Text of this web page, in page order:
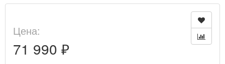
Цена:
71 990 ₽